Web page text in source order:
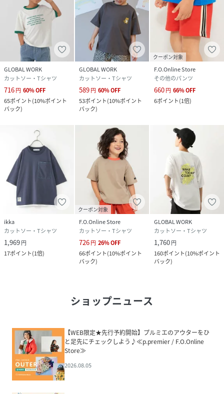
GLOBAL WORK
カットソー・Tシャツ
716円 60%OFF
65ポイント(10%ポイント
バック)
GLOBAL WORK
カットソー・Tシャツ
589円 60%OFF
53ポイント(10%ポイント
バック)
クーポン対象
F.O.Online Store
その他のパンツ
660円 66%OFF
6ポイント(1倍)
ikka
カットソー・Tシャツ
1,969円
17ポイント(1倍)
クーポン対象
F.O.Online Store
カットソー・Tシャツ
726円 26%OFF
66ポイント(10%ポイント
バック)
GLOBAL WORK
カットソー・Tシャツ
1,760円
160ポイント(10%ポイント
バック)
ショップニュース
【WEB限定★先行予約開始】プルミエのアウターをひ
と足先にチェックしよう♪≪p.premier / F.O.Online
Store≫
2026.08.05